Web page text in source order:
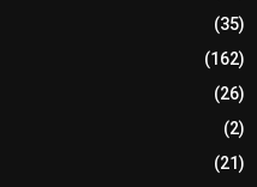
(35)
(162)
(26)
(2)
(21)